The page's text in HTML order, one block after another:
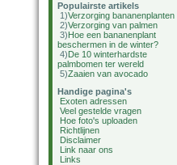
Populairste artikels
1)Verzorging bananenplanten
2)Verzorging van palmen
3)Hoe een bananenplant
beschermen in de winter?
4)De 10 winterhardste
palmbomen ter wereld
5)Zaaien van avocado
Handige pagina's
Exoten adressen
Veel gestelde vragen
Hoe foto's uploaden
Richtlijnen
Disclaimer
Link naar ons
Links